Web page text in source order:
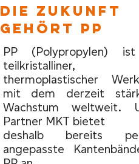
die zukunft
gehört pp
PP (Polypropylen)
teilkristalliner,
thermoplastischer
mit dem derzeit
Wachstum weltweit.
Partner MKT bietet
deshalb bereits
angepasste